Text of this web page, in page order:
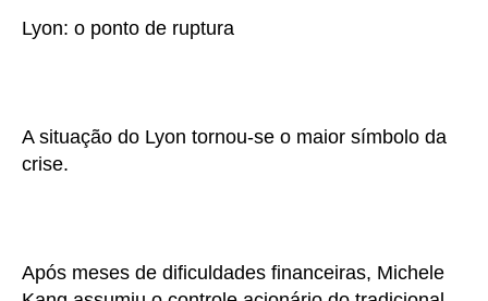
Lyon: o ponto de ruptura
A situação do Lyon tornou-se o maior símbolo da
crise.
Após meses de dificuldades financeiras, Michele